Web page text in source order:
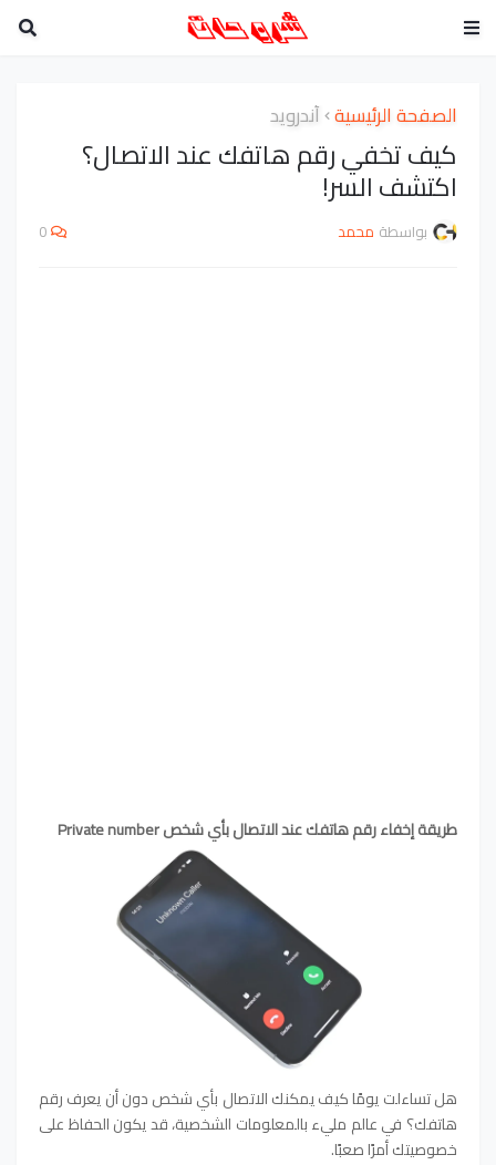
الصفحة الرئيسية أندرويد
كيف تخفي رقم هاتفك عند الاتصال؟
اكتشف السر!
بواسطة محمد 0
طريقة إخفاء رقم هاتفك عند الاتصال بأي شخص Private number
هل تساءلت يومًا كيف يمكنك الاتصال بأي شخص دون أن يعرف رقم
هاتفك؟ في عالم مليء بالمعلومات الشخصية، قد يكون الحفاظ على
خصوصيتك أمرًا صعبًا.